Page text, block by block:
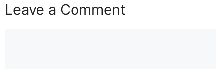
Leave a Comment